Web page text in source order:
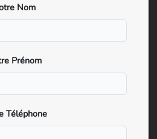
Nom
Prénom
Téléphone